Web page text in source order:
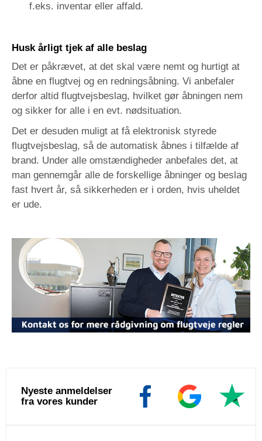
f.eks. inventar eller affald.
Husk årligt tjek af alle beslag
Det er påkrævet, at det skal være nemt og hurtigt at
åbne en flugtvej og en redningsåbning. Vi anbefaler
derfor altid flugtvejsbeslag, hvilket gør åbningen nem
og sikker for alle i en evt. nødsituation.
Det er desuden muligt at få elektronisk styrede
flugtvejsbeslag, så de automatisk åbnes i tilfælde af
brand. Under alle omstændigheder anbefales det, at
man gennemgår alle de forskellige åbninger og beslag
fast hvert år, så sikkerheden er i orden, hvis uheldet
er ude.
Nyeste anmeldelser
fra vores kunder